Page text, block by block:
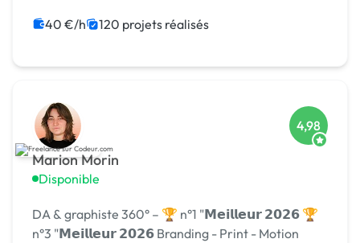
40 €/h 120 projets réalisés
Marion Morin
Disponible
4,98
DA & graphiste 360° – 🏆 n°1 "𝗠𝗲𝗶𝗹𝗹𝗲𝘂𝗿 𝟮𝟬𝟮𝟲 🏆
n°3 "𝗠𝗲𝗶𝗹𝗹𝗲𝘂𝗿 𝟮𝟬𝟮𝟲 Branding - Print - Motion